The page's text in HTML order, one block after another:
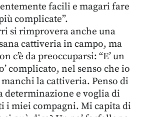
facili e magari fare
complicate”.
si rimprovera anche una
cattiveria in campo, ma
c’è da preoccuparsi: “E’ un
complicato, nel senso che io
la cattiveria. Penso di
determinazione e voglia di
i miei compagni. Mi capita di